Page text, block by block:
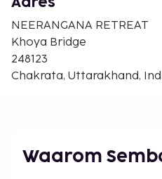
betaling genieten van een
gerechten, dat geserveerd
10.00 uur.
Toeslag voor het
ca. INR 100 voor
Deze lijst is mogelijk niet
Adres
NEERANGANA RETREAT
Khoya Bridge
248123
Chakrata, Uttarakhand,
Waarom